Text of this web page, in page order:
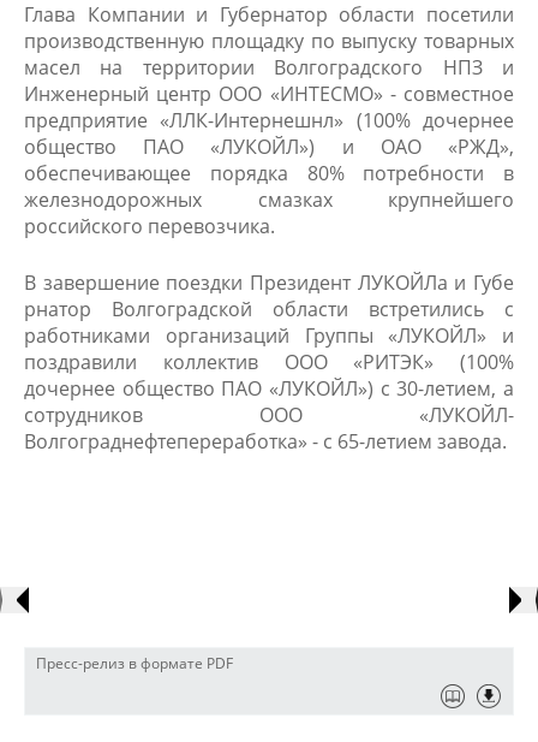
Глава Компании и Губернатор области посетили
производственную площадку по выпуску товарных
масел на территории Волгоградского НПЗ и
Инженерный центр ООО «ИНТЕСМО» - совместное
предприятие «ЛЛК-Интернешнл» (100% дочернее
общество ПАО «ЛУКОЙЛ») и ОАО «РЖД»,
обеспечивающее порядка 80% потребности в
железнодорожных смазках крупнейшего
российского перевозчика.
В завершение поездки Президент ЛУКОЙЛа и Губе​
рнатор Волгоградской области встретились с
работниками организаций Группы «ЛУКОЙЛ» и
поздравили коллектив ООО «РИТЭК» (100%
дочернее общество ПАО «ЛУКОЙЛ») с 30-летием, а
сотрудников ООО «ЛУКОЙЛ-
Волгограднефтепереработка» - с 65-летием завода.
Пресс-релиз в формате PDF